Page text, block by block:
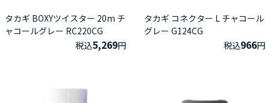
タカギ BOXYツイスター 20m チ
ャコールグレー RC220CG
税込5,269円
タカギ コネクター L チャコール
グレー G124CG
税込966円